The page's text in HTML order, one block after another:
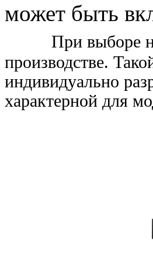
может быть
При выборе
производстве.
индивидуально
характерной для